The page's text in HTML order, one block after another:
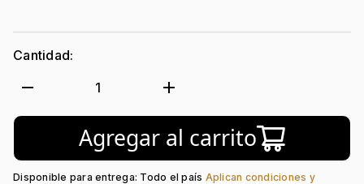
Género: Mujer
Tono Metal:
Metal: Plata Ley 925
Hoja
Tipo de terminado: Rodinado
Tipo de Broche: Reasa
Piedra central:
Zircón
Cantidad:
remove 1 add
Agregar al carrito
Disponible para entrega: Todo el país Aplican condiciones y